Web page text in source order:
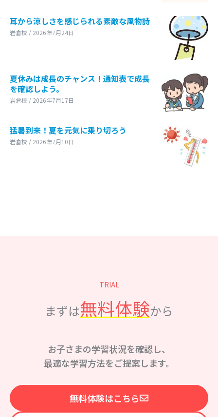
耳から涼しさを感じられる素敵な風物詩
岩倉校 / 2026年7月24日
夏休みは成長のチャンス！通知表で成長
を確認しよう。
岩倉校 / 2026年7月17日
猛暑到来！夏を元気に乗り切ろう
岩倉校 / 2026年7月10日
TRIAL
まずは無料体験から
お子さまの学習状況を確認し、
最適な学習方法をご提案します。
無料体験はこちら